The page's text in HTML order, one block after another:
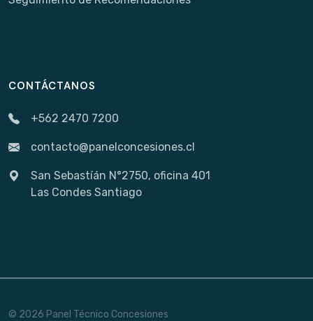
CONTÁCTANOS
+562 2470 7200
contacto@panelconcesiones.cl
San Sebastíán N°2750, oficina 401
Las Condes Santiago
© 2026 Panel Técnico Concesiones